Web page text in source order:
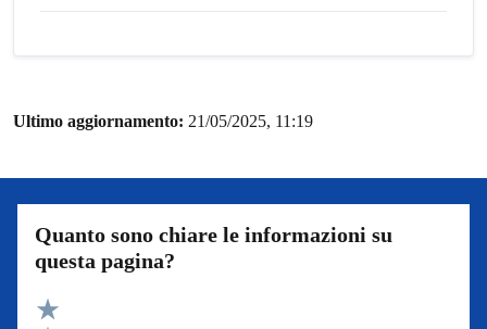
Ultimo aggiornamento: 21/05/2025, 11:19
Quanto sono chiare le informazioni su
questa pagina?